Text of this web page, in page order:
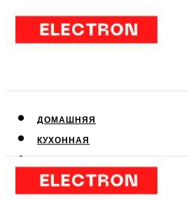
ДОМАШНЯЯ
КУХОННАЯ
КЛИМАТИЧЕСКАЯ